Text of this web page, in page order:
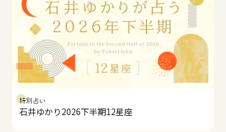
特別占い
石井ゆかり2026下半期12星座